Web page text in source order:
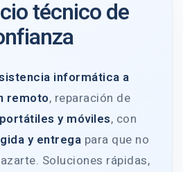
técnico de
informática a
remoto, reparación de
y móviles, con
y entrega para que no
Soluciones rápidas,